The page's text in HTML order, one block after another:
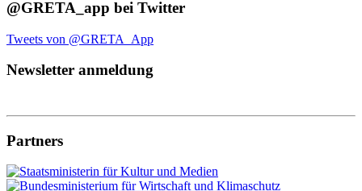
@GRETA_app bei Twitter
Tweets von @GRETA_App
Newsletter anmeldung
Partners